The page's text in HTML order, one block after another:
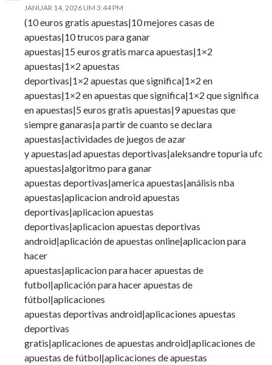
JANUAR 14, 2026 UM 3:44 PM
(10 euros gratis apuestas|10 mejores casas de
apuestas|10 trucos para ganar
apuestas|15 euros gratis marca apuestas|1×2
apuestas|1×2 apuestas
deportivas|1×2 apuestas que significa|1×2 en
apuestas|1×2 en apuestas que significa|1×2 que significa
en apuestas|5 euros gratis apuestas|9 apuestas que
siempre ganaras|a partir de cuanto se declara
apuestas|actividades de juegos de azar
y apuestas|ad apuestas deportivas|aleksandre topuria ufc
apuestas|algoritmo para ganar
apuestas deportivas|america apuestas|análisis nba
apuestas|aplicacion android apuestas
deportivas|aplicacion apuestas
deportivas|aplicacion apuestas deportivas
android|aplicación de apuestas online|aplicacion para
hacer
apuestas|aplicacion para hacer apuestas de
futbol|aplicación para hacer apuestas de
fútbol|aplicaciones
apuestas deportivas android|aplicaciones apuestas
deportivas
gratis|aplicaciones de apuestas android|aplicaciones de
apuestas de fútbol|aplicaciones de apuestas